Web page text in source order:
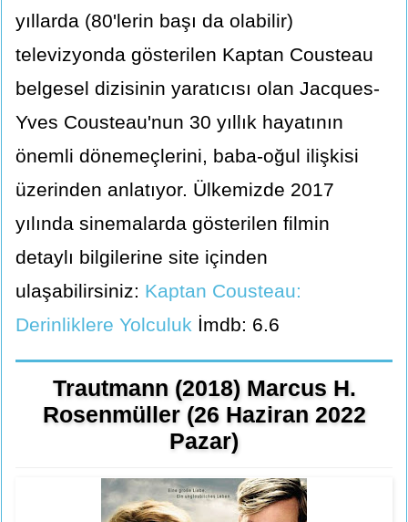
yıllarda (80'lerin başı da olabilir)
televizyonda gösterilen Kaptan Cousteau
belgesel dizisinin yaratıcısı olan Jacques-
Yves Cousteau'nun 30 yıllık hayatının
önemli dönemeçlerini, baba-oğul ilişkisi
üzerinden anlatıyor. Ülkemizde 2017
yılında sinemalarda gösterilen filmin
detaylı bilgilerine site içinden
ulaşabilirsiniz: Kaptan Cousteau:
Derinliklere Yolculuk İmdb: 6.6
Trautmann (2018) Marcus H.
Rosenmüller (26 Haziran 2022
Pazar)